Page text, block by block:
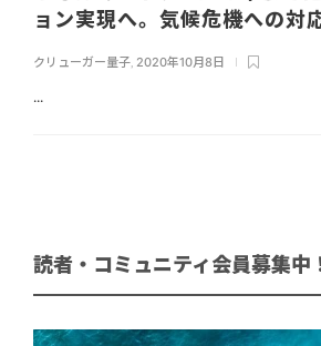
ョン実現へ。気候危機への対
クリューガー量子 2020年10月8日
...
読者・コミュニティ会員募集中